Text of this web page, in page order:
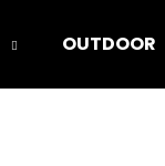
OUTDOOR